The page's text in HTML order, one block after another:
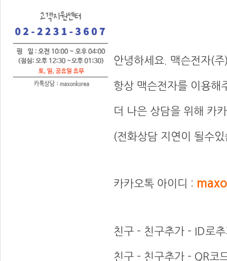
안녕하세요. 맥슨전자(
항상 맥슨전자를 이용해
더 나은 상담을 위해 카
(전화상담 지연이 될수
카카오톡 아이디 :
친구 - 친구추가 - ID로
친구 - 친구추가 - QR코